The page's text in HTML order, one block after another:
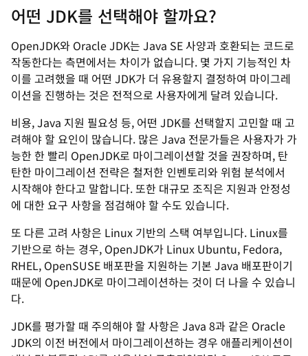
어떤 JDK를 선택해야 할까요?
OpenJDK와 Oracle JDK는 Java SE 사양과 호환되는 코드로
작동한다는 측면에서는 차이가 없습니다. 몇 가지 기능적인 차
이를 고려했을 때 어떤 JDK가 더 유용할지 결정하여 마이그레
이션을 진행하는 것은 전적으로 사용자에게 달려 있습니다.
비용, Java 지원 필요성 등, 어떤 JDK를 선택할지 고민할 때 고
려해야 할 요인이 많습니다. 많은 Java 전문가들은 사용자가 가
능한 한 빨리 OpenJDK로 마이그레이션할 것을 권장하며, 탄
탄한 마이그레이션 전략은 철저한 인벤토리와 위험 분석에서
시작해야 한다고 말합니다. 또한 대규모 조직은 지원과 안정성
에 대한 요구 사항을 점검해야 할 수도 있습니다.
또 다른 고려 사항은 Linux 기반의 스택 여부입니다. Linux를
기반으로 하는 경우, OpenJDK가 Linux Ubuntu, Fedora,
RHEL, OpenSUSE 배포판을 지원하는 기본 Java 배포판이기
때문에 OpenJDK로 마이그레이션하는 것이 더 나을 수 있습니
다.
JDK를 평가할 때 주의해야 할 사항은 Java 8과 같은 Oracle
JDK의 이전 버전에서 마이그레이션하는 경우 애플리케이션이